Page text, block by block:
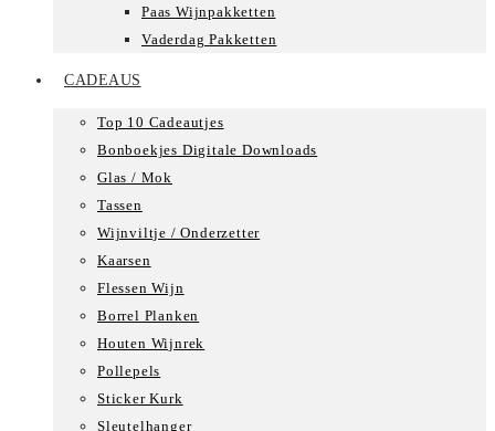
Paas Wijnpakketten
Vaderdag Pakketten
CADEAUS
Top 10 Cadeautjes
Bonboekjes Digitale Downloads
Glas / Mok
Tassen
Wijnviltje / Onderzetter
Kaarsen
Flessen Wijn
Borrel Planken
Houten Wijnrek
Pollepels
Sticker Kurk
Sleutelhanger